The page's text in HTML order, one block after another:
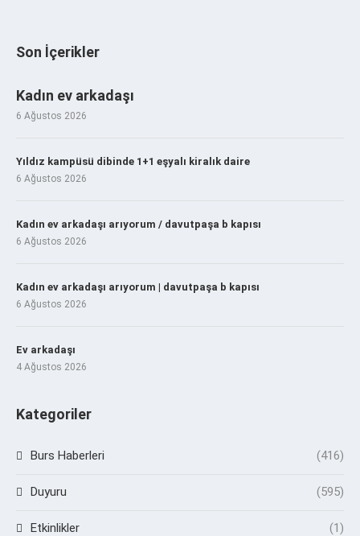
Son İçerikler
Kadın ev arkadaşı
6 Ağustos 2026
Yıldız kampüsü dibinde 1+1 eşyalı kiralık daire
6 Ağustos 2026
Kadın ev arkadaşı arıyorum / davutpaşa b kapısı
6 Ağustos 2026
Kadın ev arkadaşı arıyorum | davutpaşa b kapısı
6 Ağustos 2026
Ev arkadaşı
4 Ağustos 2026
Kategoriler
Burs Haberleri (416)
Duyuru (595)
Etkinlikler (1)